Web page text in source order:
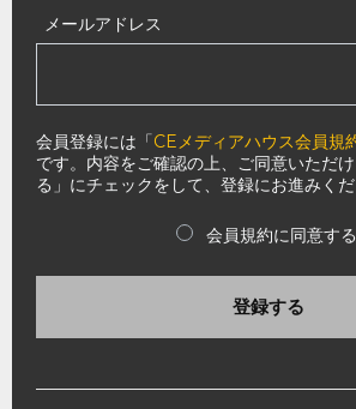
メールアドレス
会員登録には「CEメディアハウス会員規
です。内容をご確認の上、ご同意いただ
る」にチェックをして、登録にお進みくだ
会員規約に同意する
登録する